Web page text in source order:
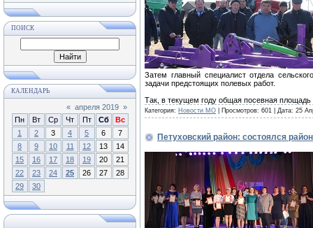
ПОИСК
КАЛЕНДАРЬ
« апреля 2019 »
Пн
Вт Ср Чт Пт Сб
Вс
1
2 3 4 5 6
7
8
9 10 11 12 13
14
15
16 17 18 19 20
21
22
23 24 25 26 27
28
29
30
Затем главный специалист отдела
задачи предстоящих полевых работ.
Так, в текущем году общая посевная
Категория: Новости МО | Просмотров: 601 | Дата: 25
Петуховский район: состоялся